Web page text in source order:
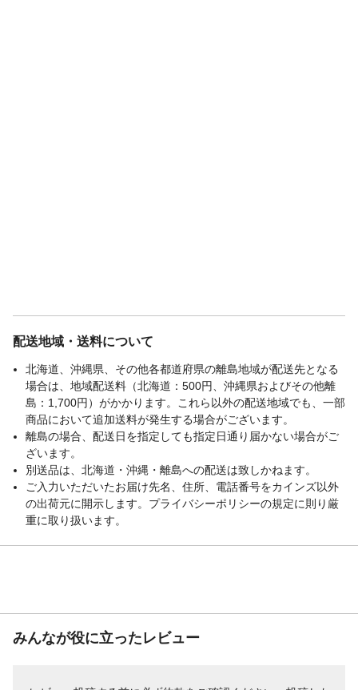
配送地域・送料について
北海道、沖縄県、その他各都道府県の離島地域が配送先となる
場合は、地域配送料（北海道：500円、沖縄県およびその他離
島：1,700円）がかかります。これら以外の配送地域でも、一部
商品において追加送料が発生する場合がございます。
離島の場合、配送日を指定しても指定日通り届かない場合がご
ざいます。
別送品は、北海道・沖縄・離島への配送は致しかねます。
ご入力いただいたお届け先名、住所、電話番号をカインズ以外
の出荷元に開示します。プライバシーポリシーの規定に則り厳
重に取り扱います。
みんなが役に立ったレビュー